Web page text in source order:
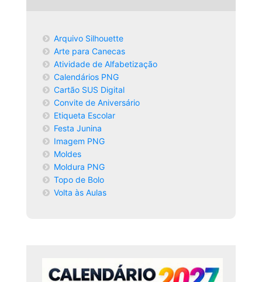
Arquivo Silhouette
Arte para Canecas
Atividade de Alfabetização
Calendários PNG
Cartão SUS Digital
Convite de Aniversário
Etiqueta Escolar
Festa Junina
Imagem PNG
Moldes
Moldura PNG
Topo de Bolo
Volta às Aulas